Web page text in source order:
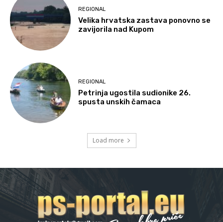
REGIONAL
Velika hrvatska zastava ponovno se
zavijorila nad Kupom
REGIONAL
Petrinja ugostila sudionike 26.
spusta unskih čamaca
Load more